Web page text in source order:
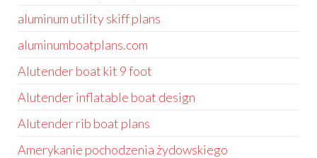
aluminum utility skiff plans
aluminumboatplans.com
Alutender boat kit 9 foot
Alutender inflatable boat design
Alutender rib boat plans
Amerykanie pochodzenia żydowskiego